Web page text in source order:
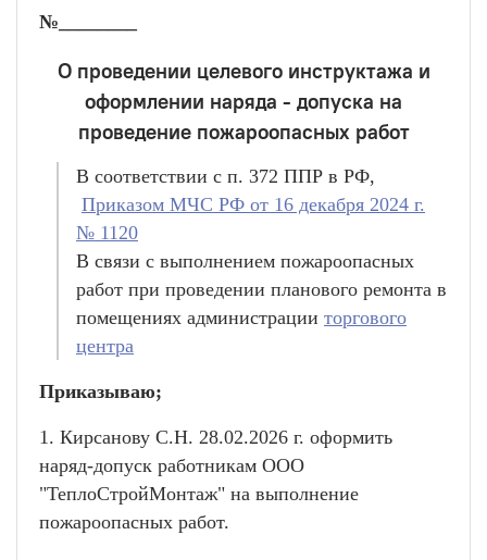
№________
О проведении целевого инструктажа и
оформлении наряда - допуска на
проведение пожароопасных работ
В соответствии с п. 372 ППР в РФ,
Приказом МЧС РФ от 16 декабря 2024 г.
№ 1120
В связи с выполнением пожароопасных
работ при проведении планового ремонта в
помещениях администрации торгового
центра
Приказываю;
1. Кирсанову С.Н. 28.02.2026 г. оформить
наряд-допуск работникам ООО
"ТеплоСтройМонтаж" на выполнение
пожароопасных работ.